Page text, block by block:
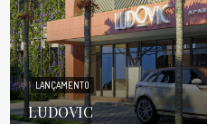
LANÇAMENTO
LUDOVIC